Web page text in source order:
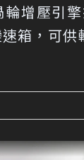
增壓引
箱，可供